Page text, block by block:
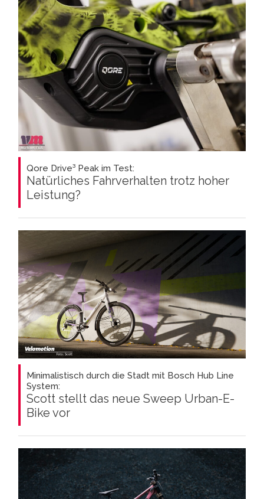
Qore Drive³ Peak im Test:
Natürliches Fahrverhalten trotz hoher
Leistung?
Minimalistisch durch die Stadt mit Bosch Hub Line
System:
Scott stellt das neue Sweep Urban-E-
Bike vor